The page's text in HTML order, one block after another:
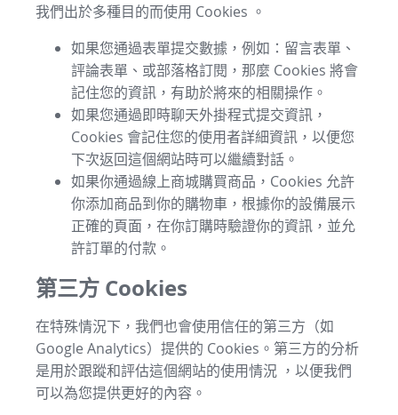
我們出於多種目的而使用 Cookies 。
如果您通過表單提交數據，例如：留言表單、
評論表單、或部落格訂閱，那麼 Cookies 將會
記住您的資訊，有助於將來的相關操作。
如果您通過即時聊天外掛程式提交資訊，
Cookies 會記住您的使用者詳細資訊，以便您
下次返回這個網站時可以繼續對話。
如果你通過線上商城購買商品，Cookies 允許
你添加商品到你的購物車，根據你的設備展示
正確的頁面，在你訂購時驗證你的資訊，並允
許訂單的付款。
第三方 Cookies
在特殊情況下，我們也會使用信任的第三方（如
Google Analytics）提供的 Cookies。第三方的分析
是用於跟蹤和評估這個網站的使用情況 ，以便我們
可以為您提供更好的內容。